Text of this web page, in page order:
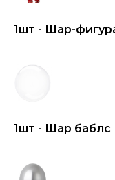
1шт - Шар-
1шт - Шар баблс